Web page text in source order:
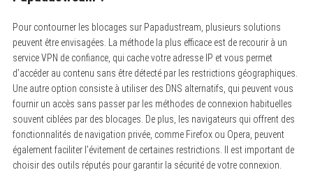
Pour contourner les blocages sur Papadustream, plusieurs solutions
peuvent être envisagées. La méthode la plus efficace est de recourir à un
service VPN de confiance, qui cache votre adresse IP et vous permet
d’accéder au contenu sans être détecté par les restrictions géographiques.
Une autre option consiste à utiliser des DNS alternatifs, qui peuvent vous
fournir un accès sans passer par les méthodes de connexion habituelles
souvent ciblées par des blocages. De plus, les navigateurs qui offrent des
fonctionnalités de navigation privée, comme Firefox ou Opera, peuvent
également faciliter l’évitement de certaines restrictions. Il est important de
choisir des outils réputés pour garantir la sécurité de votre connexion.